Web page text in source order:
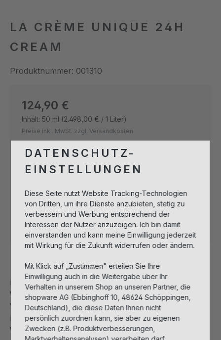
LA CRÈME UNIQUE 24H
CREAM
Produktnummer: 001310
Regulärer Preis:
124,90 €
Inhalt: 50 ml (2.498,00 € / 1 Liter)
Preise inkl. MwSt. zzgl. Versandkosten
Produkt Anzahl: Gib den
In den Warenkorb
Sofort verfügbar, Lieferzeit: 1-3 Tage
Beschreibung
Einzigartige Pflege mit komplexer Anti-Aging-
Wirkung. Inspiriert vom intelligenten Reparatur- und
Versorgungssystem von Bäumen erzielen die
hochwirksamen Inhaltsstoffe eine einzigartige
Wirkung: erhebliche Verbesserung der Hautstruktur,
DATENSCHUTZ-
EINSTELLUNGEN
Diese Seite nutzt Website Tracking-Technologien
von Dritten, um ihre Dienste anzubieten, stetig zu
verbessern und Werbung entsprechend der
Interessen der Nutzer anzuzeigen. Ich bin damit
einverstanden und kann meine Einwilligung jederzeit
mit Wirkung für die Zukunft widerrufen oder ändern.
Mit Klick auf „Zustimmen" erteilen Sie Ihre
Einwilligung auch in die Weitergabe über Ihr
Verhalten in unserem Shop an unseren Partner, die
shopware AG (Ebbinghoff 10, 48624 Schöppingen,
Deutschland), die diese Daten Ihnen nicht
persönlich zuordnen kann, sie aber zu eigenen
Zwecken (z.B. Produktverbesserungen,